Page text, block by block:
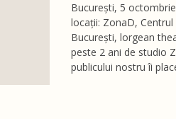
București, 5
locații: ZonaD,
București, lorgean
peste 2 ani de studio
publicului nostru îi